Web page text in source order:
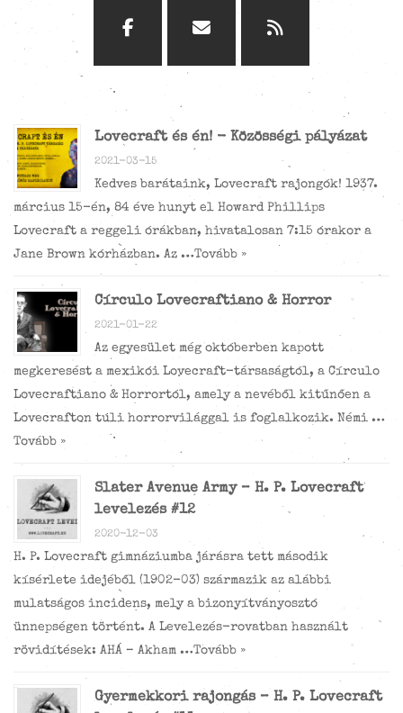
Lovecraft és én! - Közösségi pályázat
2021-03-15
Kedves barátaink, Lovecraft rajongók! 1937.
március 15-én, 84 éve hunyt el Howard Phillips
Lovecraft a reggeli órákban, hivatalosan 7:15 órakor a
Jane Brown kórházban. Az …Tovább »
Círculo Lovecraftiano & Horror
2021-01-22
Az egyesület még októberben kapott
megkeresést a mexikói Lovecraft-társaságtól, a Círculo
Lovecraftiano & Horrortól, amely a nevéből kitűnően a
Lovecrafton túli horrorvilággal is foglalkozik. Némi …
Tovább »
Slater Avenue Army – H. P. Lovecraft
levelezés #12
2020-12-03
H. P. Lovecraft gimnáziumba járásra tett második
kísérlete idejéből (1902-03) származik az alábbi
mulatságos incidens, mely a bizonyítványosztó
ünnepségen történt. A Levelezés-rovatban használt
rövidítések: AHÁ – Akham …Tovább »
Gyermekkori rajongás – H. P. Lovecraft